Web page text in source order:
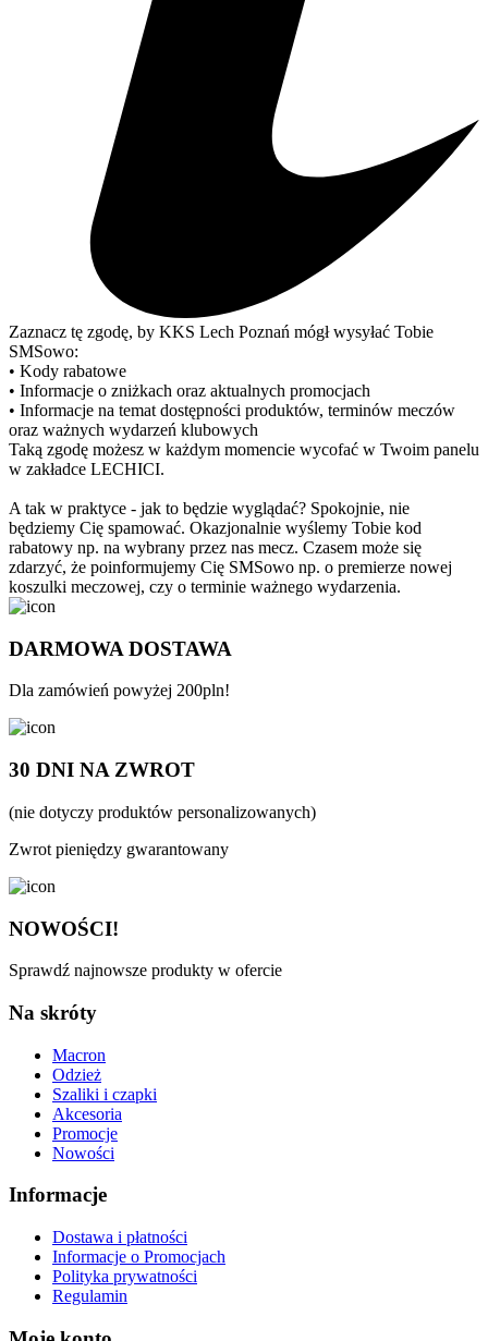
Zaznacz tę zgodę, by KKS Lech Poznań mógł wysyłać Tobie
SMSowo:
• Kody rabatowe
• Informacje o zniżkach oraz aktualnych promocjach
• Informacje na temat dostępności produktów, terminów meczów
oraz ważnych wydarzeń klubowych
Taką zgodę możesz w każdym momencie wycofać w Twoim panelu
w zakładce LECHICI.
A tak w praktyce - jak to będzie wyglądać? Spokojnie, nie
będziemy Cię spamować. Okazjonalnie wyślemy Tobie kod
rabatowy np. na wybrany przez nas mecz. Czasem może się
zdarzyć, że poinformujemy Cię SMSowo np. o premierze nowej
koszulki meczowej, czy o terminie ważnego wydarzenia.
DARMOWA DOSTAWA
Dla zamówień powyżej 200pln!
30 DNI NA ZWROT
(nie dotyczy produktów personalizowanych)
Zwrot pieniędzy gwarantowany
NOWOŚCI!
Sprawdź najnowsze produkty w ofercie
Na skróty
Macron
Odzież
Szaliki i czapki
Akcesoria
Promocje
Nowości
Informacje
Dostawa i płatności
Informacje o Promocjach
Polityka prywatności
Regulamin